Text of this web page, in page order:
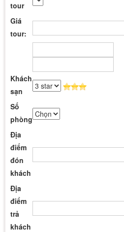
tour
Giá
tour:
Khách
sạn
Số
phòng
Địa
điểm
đón
khách
Địa
điểm
trả
khách